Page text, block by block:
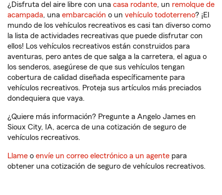
¿Disfruta del aire libre con una casa rodante, un remolque de
acampada, una embarcación o un vehículo todoterreno? ¡El
mundo de los vehículos recreativos es casi tan diverso como
la lista de actividades recreativas que puede disfrutar con
ellos! Los vehículos recreativos están construidos para
aventuras, pero antes de que salga a la carretera, el agua o
los senderos, asegúrese de que sus vehículos tengan
cobertura de calidad diseñada específicamente para
vehículos recreativos. Proteja sus artículos más preciados
dondequiera que vaya.
¿Quiere más información? Pregunte a Angelo James en
Sioux City, IA, acerca de una cotización de seguro de
vehículos recreativos.
Llame o envíe un correo electrónico a un agente para
obtener una cotización de seguro de vehículos recreativos.